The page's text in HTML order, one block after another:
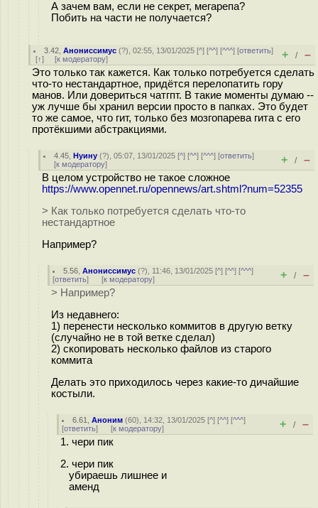
А зачем вам, если не секрет, мегарепа?
Побить на части не получается?
3.42 ,Анониссимус (?), 02:55, 13/01/2025 [^] [^^] [^^^] [ответить]
[↑] [к модератору] + / –
Это только так кажется. Как только потребуется сделать
что-то нестандартное, придётся перелопатить гору
манов. Или довериться чатгпт. В такие моменты думаю --
уж лучше бы хранил версии просто в папках. Это будет
то же самое, что гит, только без мозгопарева гита с его
протёкшими абстракциями.
4.45 ,Нуину (?), 05:07, 13/01/2025 [^] [^^] [^^^] [ответить]
[к модератору] + / –
В целом устройство не такое сложное
https://www.opennet.ru/opennews/art.shtml?num=52355
> Как только потребуется сделать что-то
нестандартное
Например?
5.56 ,Анониссимус (?), 11:46, 13/01/2025 [^] [^^] [^^^]
[ответить] [к модератору] + / –
> Например?
Из недавнего:
1) перенести несколько коммитов в другую ветку
(случайно не в той ветке сделал)
2) скопировать несколько файлов из старого
коммита
Делать это приходилось через какие-то дичайшие
костыли.
6.61 ,Аноним (60), 14:32, 13/01/2025 [^] [^^] [^^^]
[ответить] [к модератору] + / –
1. чери пик
2. чери пик
убираешь лишнее и
аменд